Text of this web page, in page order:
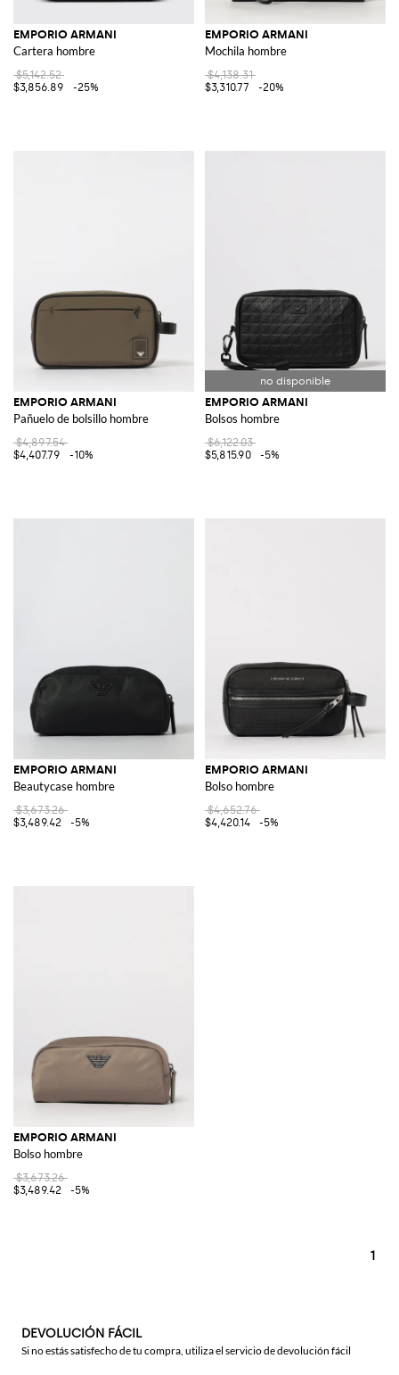
EMPORIO ARMANI
Cartera hombre
$5,142.52
$3,856.89
-25%
EMPORIO ARMANI
Mochila hombre
$4,138.31
$3,310.77
-20%
EMPORIO ARMANI
Pañuelo de bolsillo hombre
$4,897.54
$4,407.79
-10%
EMPORIO ARMANI
Bolsos hombre
$6,122.03
$5,815.90
-5%
EMPORIO ARMANI
Beautycase hombre
$3,673.26
$3,489.42
-5%
EMPORIO ARMANI
Bolso hombre
$4,652.76
$4,420.14
-5%
EMPORIO ARMANI
Bolso hombre
$3,673.26
$3,489.42
-5%
1
DEVOLUCIÓN FÁCIL
Si no estás satisfecho de tu compra, utiliza el servicio de devolución fácil